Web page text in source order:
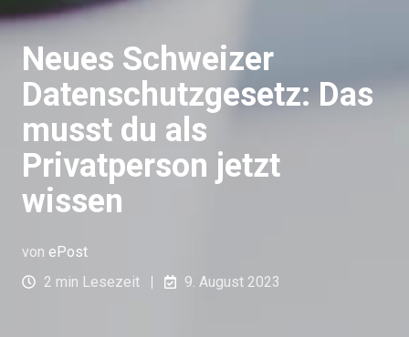
Neues Schweizer
Datenschutzgesetz: Das
musst du als
Privatperson jetzt
wissen
von ePost
2 min Lesezeit
9. August 2023